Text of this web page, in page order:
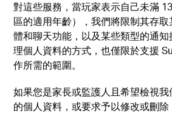
對這些服務，當玩家表示自己未滿
區的適用年齡），我們將限制其存
體和聊天功能，以及某些類型的通
理個人資料的方式，也僅限於支援
作所需的範圍。
如果您是家長或監護人且希望檢視
的個人資料，或要求予以修改或刪